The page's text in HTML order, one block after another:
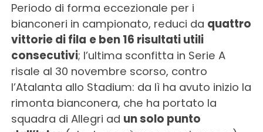
Periodo di forma eccezionale per i
bianconeri in campionato, reduci da quattro
vittorie di fila e ben 16 risultati utili
consecutivi; l’ultima sconfitta in Serie A
risale al 30 novembre scorso, contro
l’Atalanta allo Stadium: da lì ha avuto inizio la
rimonta bianconera, che ha portato la
squadra di Allegri ad un solo punto